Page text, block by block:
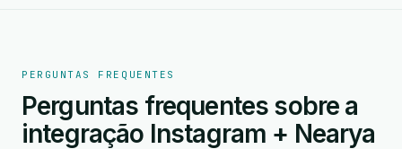
PERGUNTAS FREQUENTES
Perguntas frequentes sobre a
integração Instagram + Nearya